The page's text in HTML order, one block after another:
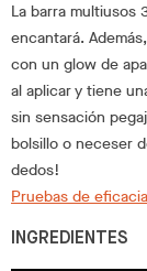
La barra multiusos
encantará.
con un glow de
al aplicar y tiene
sin sensación
bolsillo o neceser
dedos!
Pruebas de
INGREDIENTES